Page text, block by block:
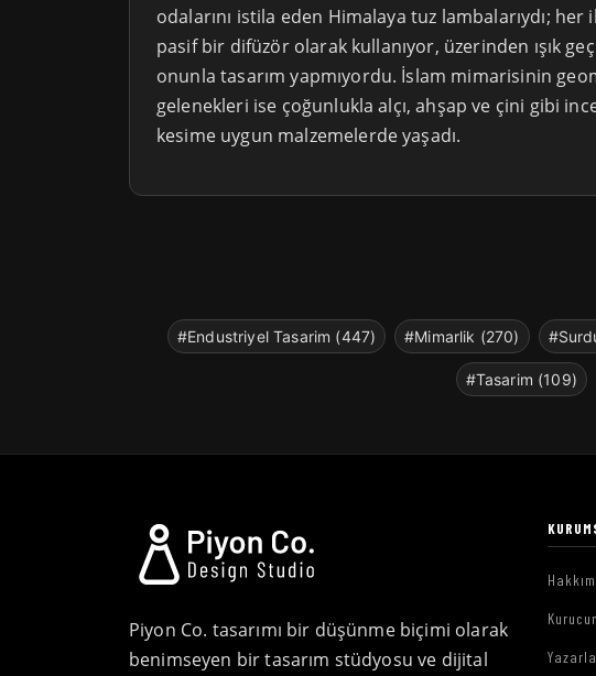
odalarını istila eden Himalaya tuz lambalarıydı; her
pasif bir difüzör olarak kullanıyor, üzerinden ışık
onunla tasarım yapmıyordu. İslam mimarisinin
gelenekleri ise çoğunlukla alçı, ahşap ve çini gibi
kesime uygun malzemelerde yaşadı.
#Endustriyel Tasarim (447) #Mimarlik (270)
#Tasarim (109)
Piyon Co. tasarımı bir düşünme biçimi olarak
benimseyen bir tasarım stüdyosu ve dijital